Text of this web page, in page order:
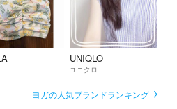
を教えてください。
UNIQLO
ユニクロ
ヨガの人気ブランドランキング